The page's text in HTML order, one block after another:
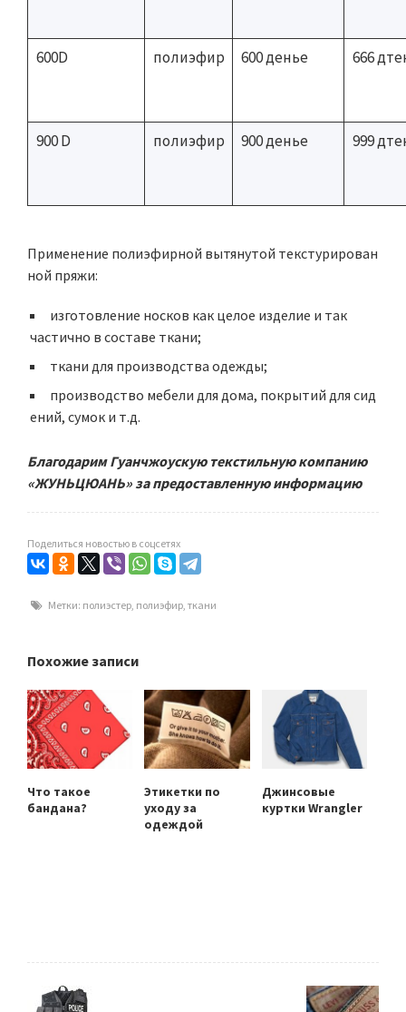
600D полиэфир 600 денье 666
900 D полиэфир 900 денье 999
Применение полиэфирной вытянутой текстурирован
ной пряжи:
изготовление носков как целое изделие и так
частично в составе ткани;
ткани для производства одежды;
производство мебели для дома, покрытий для сид
ений, сумок и т.д.
Благодарим Гуанчжоускую текстильную компанию
«ЖУНЬЦЮАНЬ» за предоставленную информацию
Поделиться новостью в соцсетях
Метки: полиэстер, полиэфир, ткани
Похожие записи
Что такое
бандана?
Этикетки по
уходу за
одеждой
Джинсовые
куртки Wrangler